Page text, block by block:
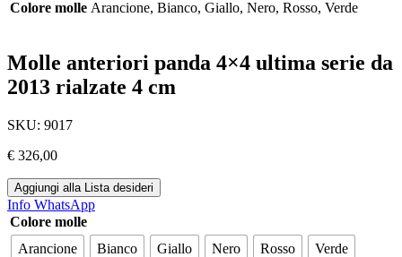
Colore molle Arancione, Bianco, Giallo, Nero, Rosso, Verde
Molle anteriori panda 4×4 ultima serie da
2013 rialzate 4 cm
SKU: 9017
€ 326,00
Aggiungi alla Lista desideri
Info WhatsApp
Colore molle
Arancione
Bianco Giallo Nero Rosso
Verde